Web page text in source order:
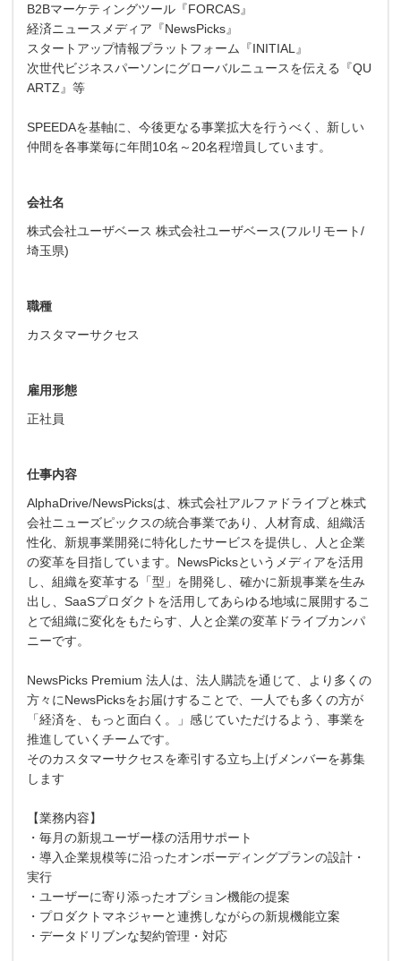
B2Bマーケティングツール『FORCAS』
経済ニュースメディア『NewsPicks』
スタートアップ情報プラットフォーム『INITIAL』
次世代ビジネスパーソンにグローバルニュースを伝える『QU
ARTZ』等
SPEEDAを基軸に、今後更なる事業拡大を行うべく、新しい
仲間を各事業毎に年間10名～20名程増員しています。
会社名
株式会社ユーザベース 株式会社ユーザベース(フルリモート/
埼玉県)
職種
カスタマーサクセス
雇用形態
正社員
仕事内容
AlphaDrive/NewsPicksは、株式会社アルファドライブと株式
会社ニューズピックスの統合事業であり、人材育成、組織活
性化、新規事業開発に特化したサービスを提供し、人と企業
の変革を目指しています。NewsPicksというメディアを活用
し、組織を変革する「型」を開発し、確かに新規事業を生み
出し、SaaSプロダクトを活用してあらゆる地域に展開するこ
とで組織に変化をもたらす、人と企業の変革ドライブカンパ
ニーです。
NewsPicks Premium 法人は、法人購読を通じて、より多くの
方々にNewsPicksをお届けすることで、一人でも多くの方が
「経済を、もっと面白く。」感じていただけるよう、事業を
推進していくチームです。
そのカスタマーサクセスを牽引する立ち上げメンバーを募集
します
【業務内容】
・毎月の新規ユーザー様の活用サポート
・導入企業規模等に沿ったオンボーディングプランの設計・
実行
・ユーザーに寄り添ったオプション機能の提案
・プロダクトマネジャーと連携しながらの新規機能立案
・データドリブンな契約管理・対応